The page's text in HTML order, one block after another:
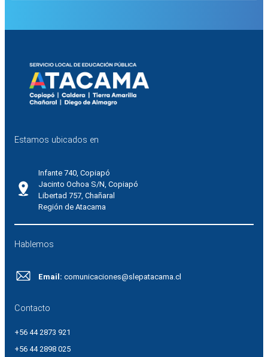
Estamos ubicados en
Infante 740, Copiapó
Jacinto Ochoa S/N, Copiapó
Libertad 757, Chañaral
Región de Atacama
Hablemos
Email: comunicaciones@slepatacama.cl
Contacto
+56 44 2873 921
+56 44 2898 025